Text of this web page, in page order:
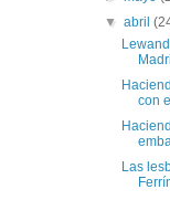
▼abril
con
Las